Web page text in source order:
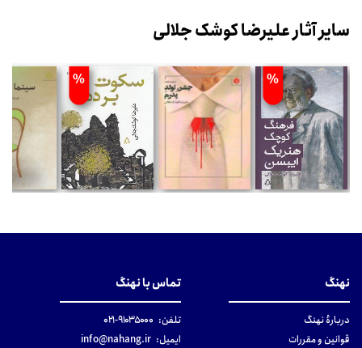
سایر آثار علیرضا کوشک جلالی
%
%
نهنگ
دربارهٔ نهنگ
قوانین و مقررات
تماس با نهنگ
تلفن: ۹۱۰۳۵۰۰۰-۰۲۱
ایمیل: info@nahang.ir